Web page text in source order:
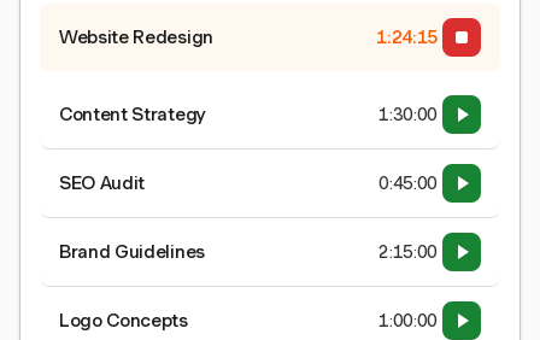
Website Redesign 1:24:15
Content Strategy 1:30:00
SEO Audit 0:45:00
Brand Guidelines 2:15:00
Logo Concepts 1:00:00